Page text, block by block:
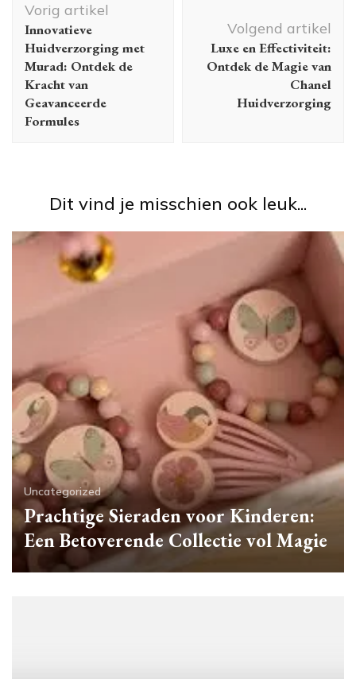
Vorig artikel
Innovatieve
Huidverzorging met
Murad: Ontdek de
Kracht van
Geavanceerde
Formules
Volgend artikel
Luxe en Effectiviteit:
Ontdek de Magie van
Chanel
Huidverzorging
Dit vind je misschien ook leuk...
Uncategorized
Prachtige Sieraden voor Kinderen:
Een Betoverende Collectie vol Magie